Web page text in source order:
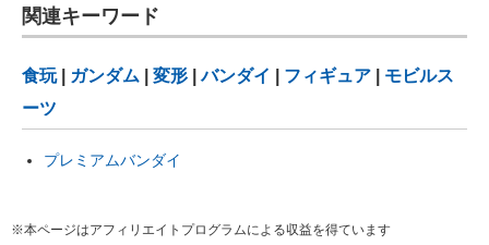
関連キーワード
食玩| ガンダム 変形 |バンダイ フィギュア
モビルス
ーツ
プレミアムバンダイ
※本ページはアフィリエイトプログラムによる収益を得ています